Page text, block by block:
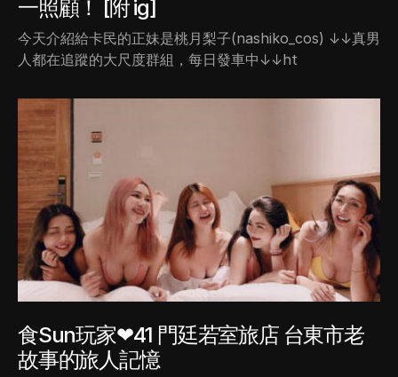
一照顧！ [附 ig]
今天介紹給卡民的正妹是桃月梨子(nashiko_cos) ↓↓真男
人都在追蹤的大尺度群組，每日發車中↓↓ht
食Sun玩家❤41 門廷若室旅店 台東市老
故事的旅人記憶